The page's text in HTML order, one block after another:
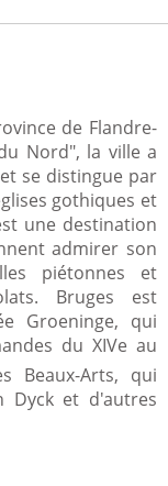
de Flandre-
Nord", la ville a
se distingue par
gothiques et
une destination
admirer son
piétonnes et
Bruges est
Groeninge, qui
du XIVe au
Beaux-Arts, qui
Dyck et d'autres